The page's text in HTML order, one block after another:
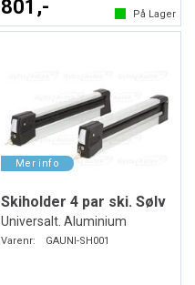
801,- På Lager
Skiholder 4 par ski. Sølv
Universalt. Aluminium
Varenr: GAUNI-SH001